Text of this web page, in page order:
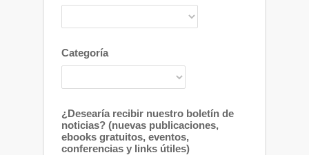
Categoría
¿Desearía recibir nuestro boletín de
noticias? (nuevas publicaciones,
ebooks gratuitos, eventos,
conferencias y links útiles)